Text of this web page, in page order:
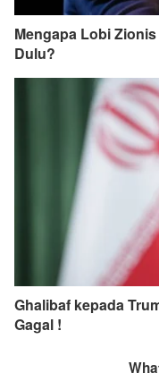
Mengapa Lobi
Dulu?
Ghalibaf kepada
Gagal !